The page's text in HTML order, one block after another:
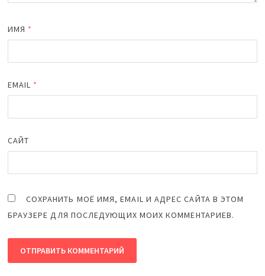
ИМЯ *
EMAIL *
САЙТ
СОХРАНИТЬ МОЁ ИМЯ, EMAIL И АДРЕС САЙТА В ЭТОМ
БРАУЗЕРЕ ДЛЯ ПОСЛЕДУЮЩИХ МОИХ КОММЕНТАРИЕВ.